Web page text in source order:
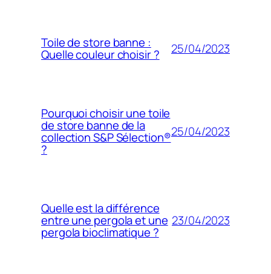
Toile de store banne :
Quelle couleur choisir ? 25/04/2023
Pourquoi choisir une toile
de store banne de la
collection S&P Sélection®
?
25/04/2023
Quelle est la différence
entre une pergola et une
pergola bioclimatique ?
23/04/2023